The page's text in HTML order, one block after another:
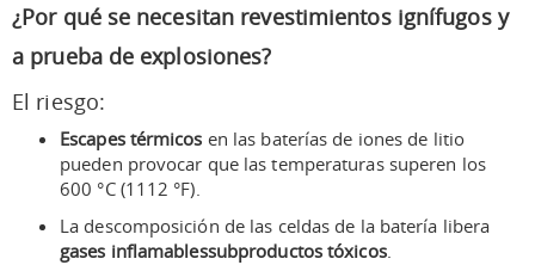
¿Por qué se necesitan revestimientos ignífugos y
a prueba de explosiones?
El riesgo:
Escapes térmicos en las baterías de iones de litio
pueden provocar que las temperaturas superen los
600 °C (1112 °F).
La descomposición de las celdas de la batería libera
gases inflamablessubproductos tóxicos.